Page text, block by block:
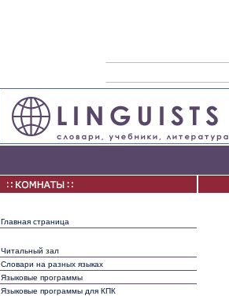
Главная страница
Читальный зал
Словари на разных языках
Языковые программы
Языковые программы для КПК